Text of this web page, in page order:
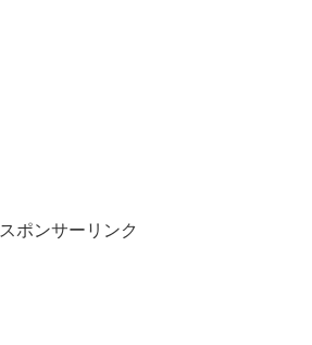
スポンサーリンク